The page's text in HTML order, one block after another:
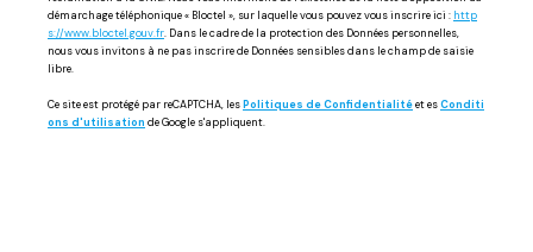
démarchage téléphonique « Bloctel », sur laquelle vous pouvez vous inscrire ici : http
s://www.bloctel.gouv.fr. Dans le cadre de la protection des Données personnelles,
nous vous invitons à ne pas inscrire de Données sensibles dans le champ de saisie
libre.
Ce site est protégé par reCAPTCHA, lesPolitiques de Confidentialitéet esConditi
ons d'utilisation de Google s'appliquent.